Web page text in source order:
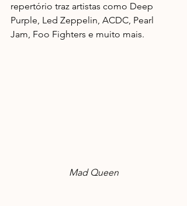
repertório traz artistas como Deep
Purple, Led Zeppelin, ACDC, Pearl
Jam, Foo Fighters e muito mais.
Mad Queen